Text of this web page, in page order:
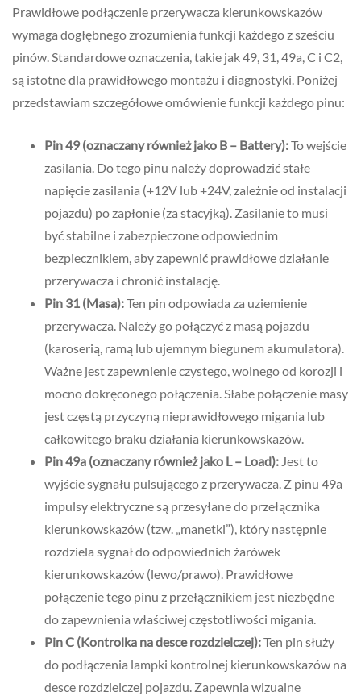
Prawidłowe podłączenie przerywacza kierunkowskazów
wymaga dogłębnego zrozumienia funkcji każdego z sześciu
pinów. Standardowe oznaczenia, takie jak 49, 31, 49a, C i C2,
są istotne dla prawidłowego montażu i diagnostyki. Poniżej
przedstawiam szczegółowe omówienie funkcji każdego pinu:
Pin 49 (oznaczany również jako B – Battery):To wejście
zasilania. Do tego pinu należy doprowadzić stałe
napięcie zasilania (+12V lub +24V, zależnie od instalacji
pojazdu) po zapłonie (za stacyjką). Zasilanie to musi
być stabilne i zabezpieczone odpowiednim
bezpiecznikiem, aby zapewnić prawidłowe działanie
przerywacza i chronić instalację.
Pin 31 (Masa):Ten pin odpowiada za uziemienie
przerywacza. Należy go połączyć z masą pojazdu
(karoserią, ramą lub ujemnym biegunem akumulatora).
Ważne jest zapewnienie czystego, wolnego od korozji i
mocno dokręconego połączenia. Słabe połączenie masy
jest częstą przyczyną nieprawidłowego migania lub
całkowitego braku działania kierunkowskazów.
Pin 49a (oznaczany również jako L – Load): Jest to
wyjście sygnału pulsującego z przerywacza. Z pinu 49a
impulsy elektryczne są przesyłane do przełącznika
kierunkowskazów (tzw. „manetki”), który następnie
rozdziela sygnał do odpowiednich żarówek
kierunkowskazów (lewo/prawo). Prawidłowe
połączenie tego pinu z przełącznikiem jest niezbędne
do zapewnienia właściwej częstotliwości migania.
Pin C (Kontrolka na desce rozdzielczej):Ten pin służy
do podłączenia lampki kontrolnej kierunkowskazów na
desce rozdzielczej pojazdu. Zapewnia wizualne